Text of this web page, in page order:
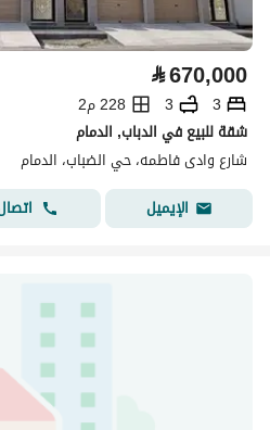
⃁670,000
3
3
228 م2
شقة للبيع في الدباب, الدمام
شارع وادى فاطمه، حي الضباب، الدمام
الإيميل